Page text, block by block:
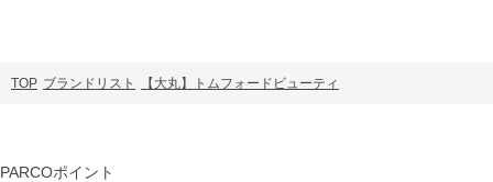
TOP ブランドリスト 【大丸】トムフォードビューティ
PARCOポイント